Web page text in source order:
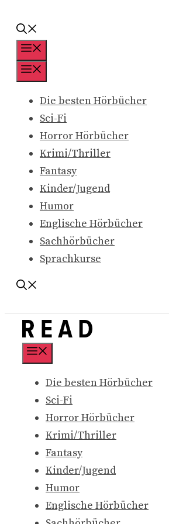
Inhalt
springen
Die besten Hörbücher
Sci-Fi
Horror Hörbücher
Krimi/Thriller
Fantasy
Kinder/Jugend
Humor
Englische Hörbücher
Sachhörbücher
Sprachkurse
Die besten Hörbücher
Sci-Fi
Horror Hörbücher
Krimi/Thriller
Fantasy
Kinder/Jugend
Humor
Englische Hörbücher